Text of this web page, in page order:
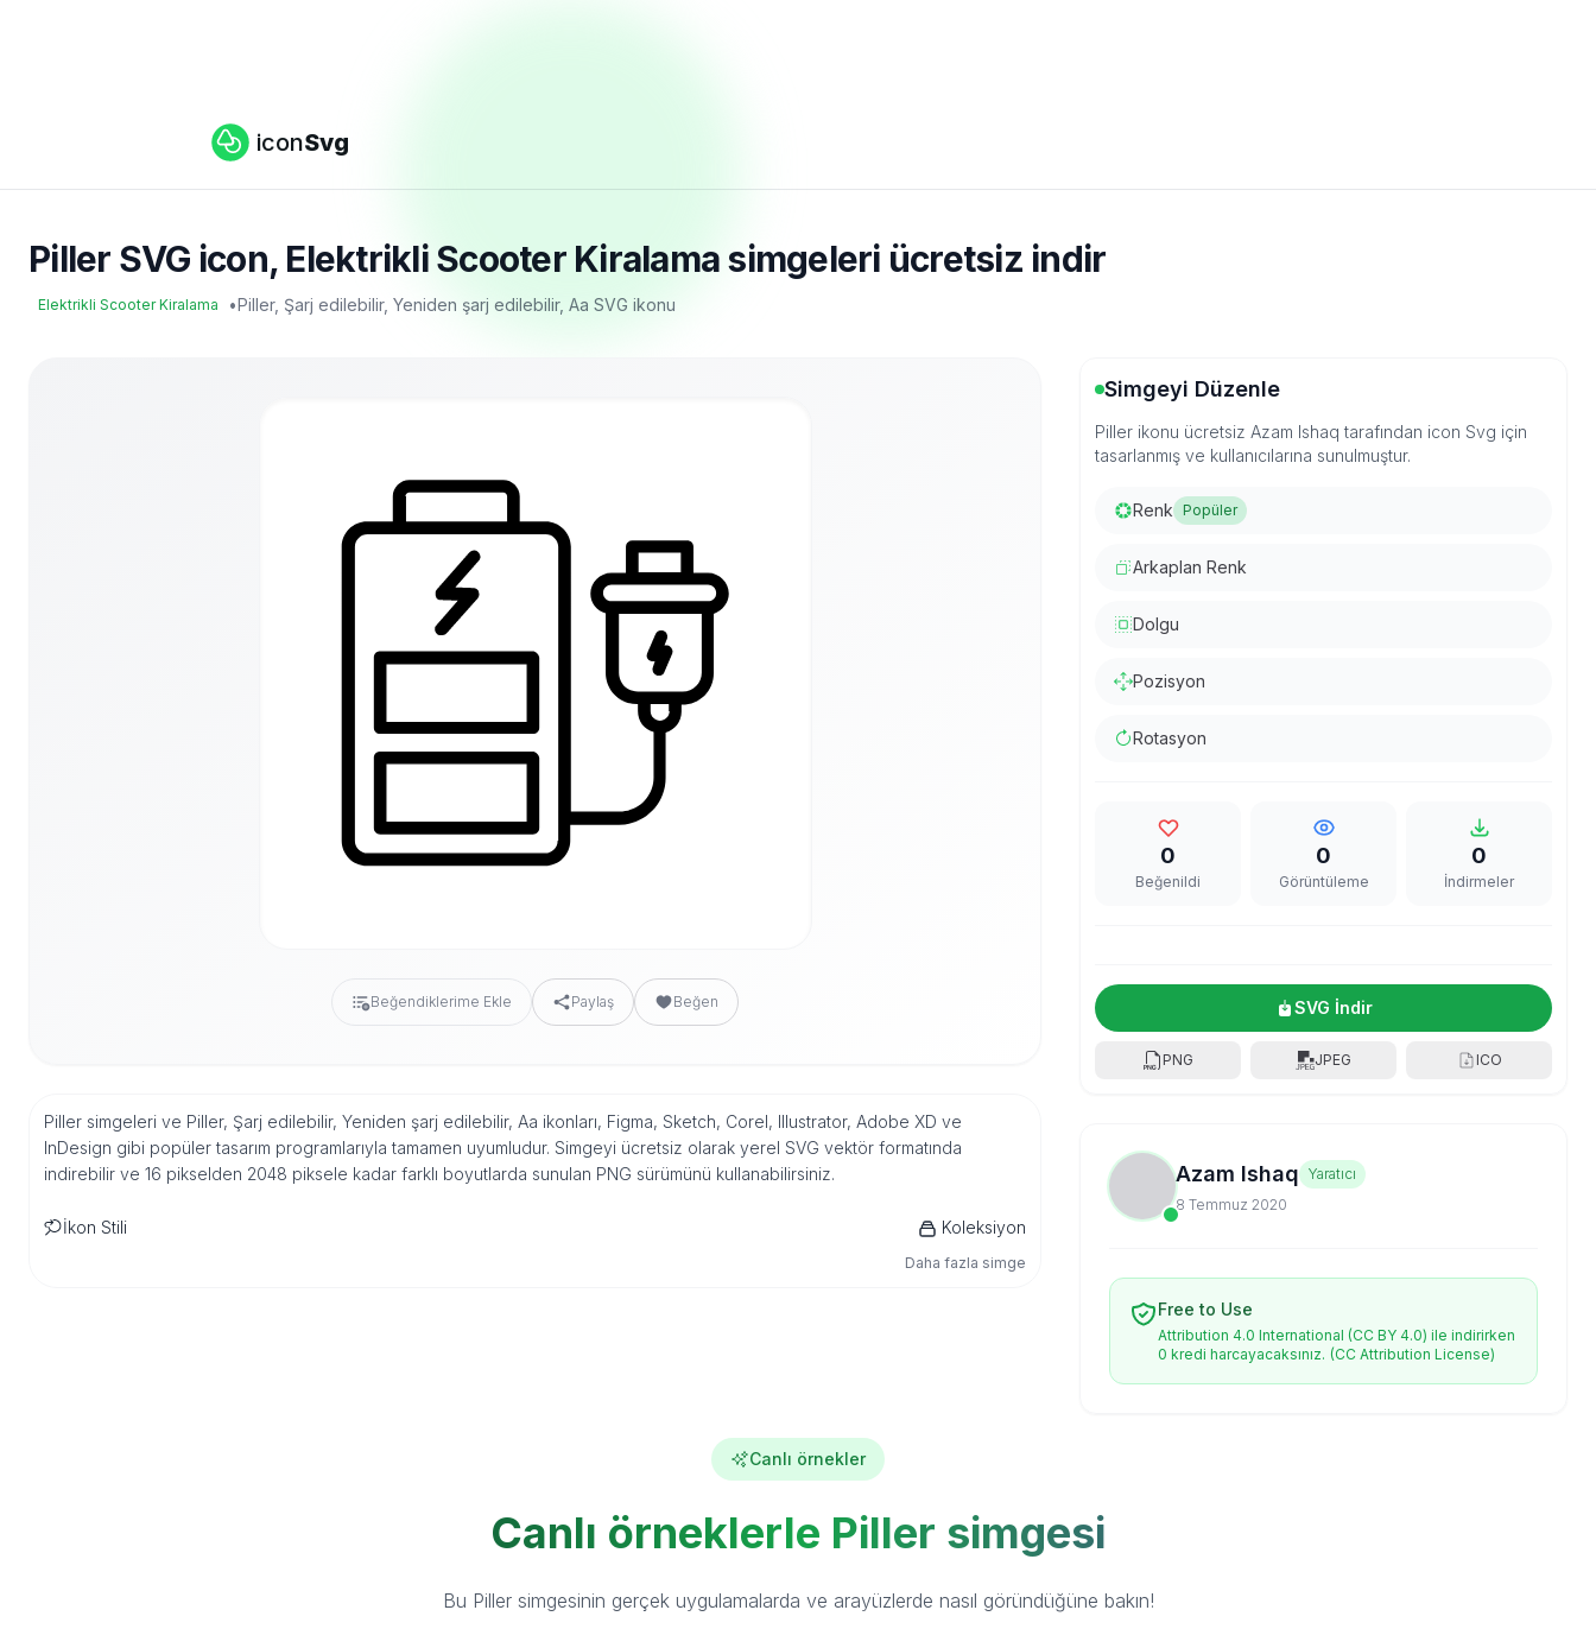
iconSvg
Piller SVG icon, Elektrikli Scooter Kiralama simgeleri ücretsiz indir
Elektrikli Scooter Kiralama •Piller, Şarj edilebilir, Yeniden şarj edilebilir, Aa SVG ikonu
Beğendiklerime Ekle Paylaş Beğen
Piller simgeleri ve Piller, Şarj edilebilir, Yeniden şarj edilebilir, Aa ikonları, Figma, Sketch, Corel, Illustrator, Adobe XD ve
InDesign gibi popüler tasarım programlarıyla tamamen uyumludur. Simgeyi ücretsiz olarak yerel SVG vektör formatında
indirebilir ve 16 pikselden 2048 piksele kadar farklı boyutlarda sunulan PNG sürümünü kullanabilirsiniz.
İkon Stili Koleksiyon
Daha fazla simge
Simgeyi Düzenle
Piller ikonu ücretsiz Azam Ishaq tarafından icon Svg için
tasarlanmış ve kullanıcılarına sunulmuştur.
Renk Popüler
Arkaplan Renk
Dolgu
Pozisyon
Rotasyon
0
Beğenildi
0
Görüntüleme
0
İndirmeler
SVG İndir
PNG JPEG ICO
Azam Ishaq Yaratıcı
8 Temmuz 2020
Free to Use
Attribution 4.0 International (CC BY 4.0) ile indirirken
0 kredi harcayacaksınız. (CC Attribution License)
Canlı örnekler
Canlı örneklerle Piller simgesi
Bu Piller simgesinin gerçek uygulamalarda ve arayüzlerde nasıl göründüğüne bakın!